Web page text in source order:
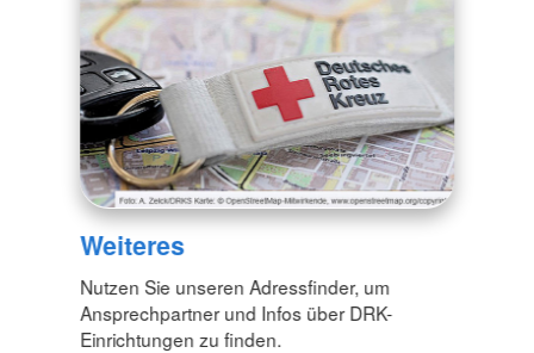
Weiteres
Nutzen Sie unseren Adressfinder, um
Ansprechpartner und Infos über DRK-
Einrichtungen zu finden.